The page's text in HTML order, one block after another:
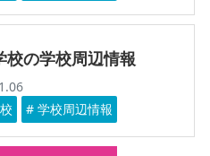
校の学校周辺情報
# 学校周辺情報